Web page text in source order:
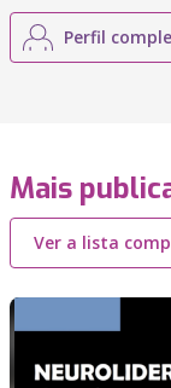
Perfil
Mais
Ver a lista